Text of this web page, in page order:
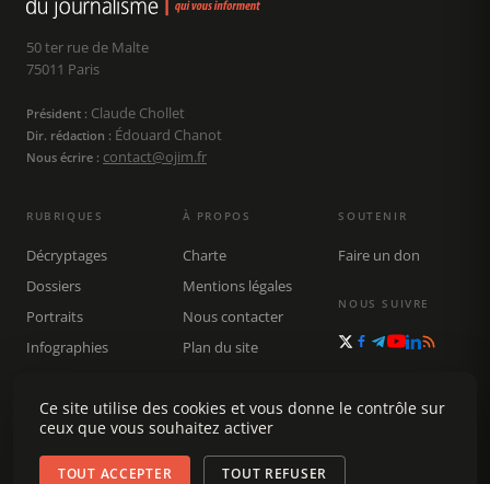
50 ter rue de Malte
75011 Paris
Président : Claude Chollet
Dir. rédaction : Édouard Chanot
Nous écrire : contact@ojim.fr
RUBRIQUES
Décryptages
Dossiers
Portraits
Infographies
Rechercher
À PROPOS
Charte
Mentions légales
Nous contacter
Plan du site
SOUTENIR
Faire un don
NOUS SUIVRE
Ce site utilise des cookies et vous donne le contrôle sur
ceux que vous souhaitez activer
TOUT ACCEPTER TOUT REFUSER